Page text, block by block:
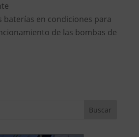
baterías en condiciones para
de las bombas de